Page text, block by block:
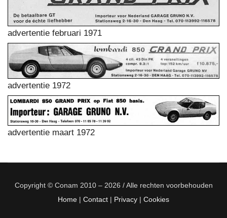
advertentie februari 1971
advertentie 1972
advertentie maart 1972
Copyright © Conam 2010 – 2026 / Alle rechten voorbehouden
Home | Contact | Privacy | Cookies